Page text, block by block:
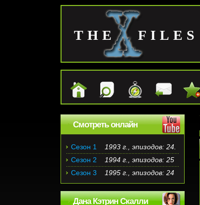
THE FILES
Смотреть онлайн
Сезон 1
1993 г., эпизодов: 24.
Сезон 2
1994 г., эпизодов: 25
Сезон 3
1995 г., эпизодов: 24
Дана Кэтрин Скалли